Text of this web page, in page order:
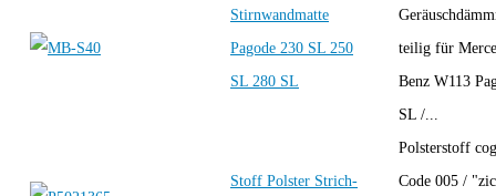
Stirnwandmatte
Pagode 230 SL 250
SL 280 SL
teilig für
Benz W113
SL /...
Stoff Polster Strich-
Polsterstoff
Code 005 /